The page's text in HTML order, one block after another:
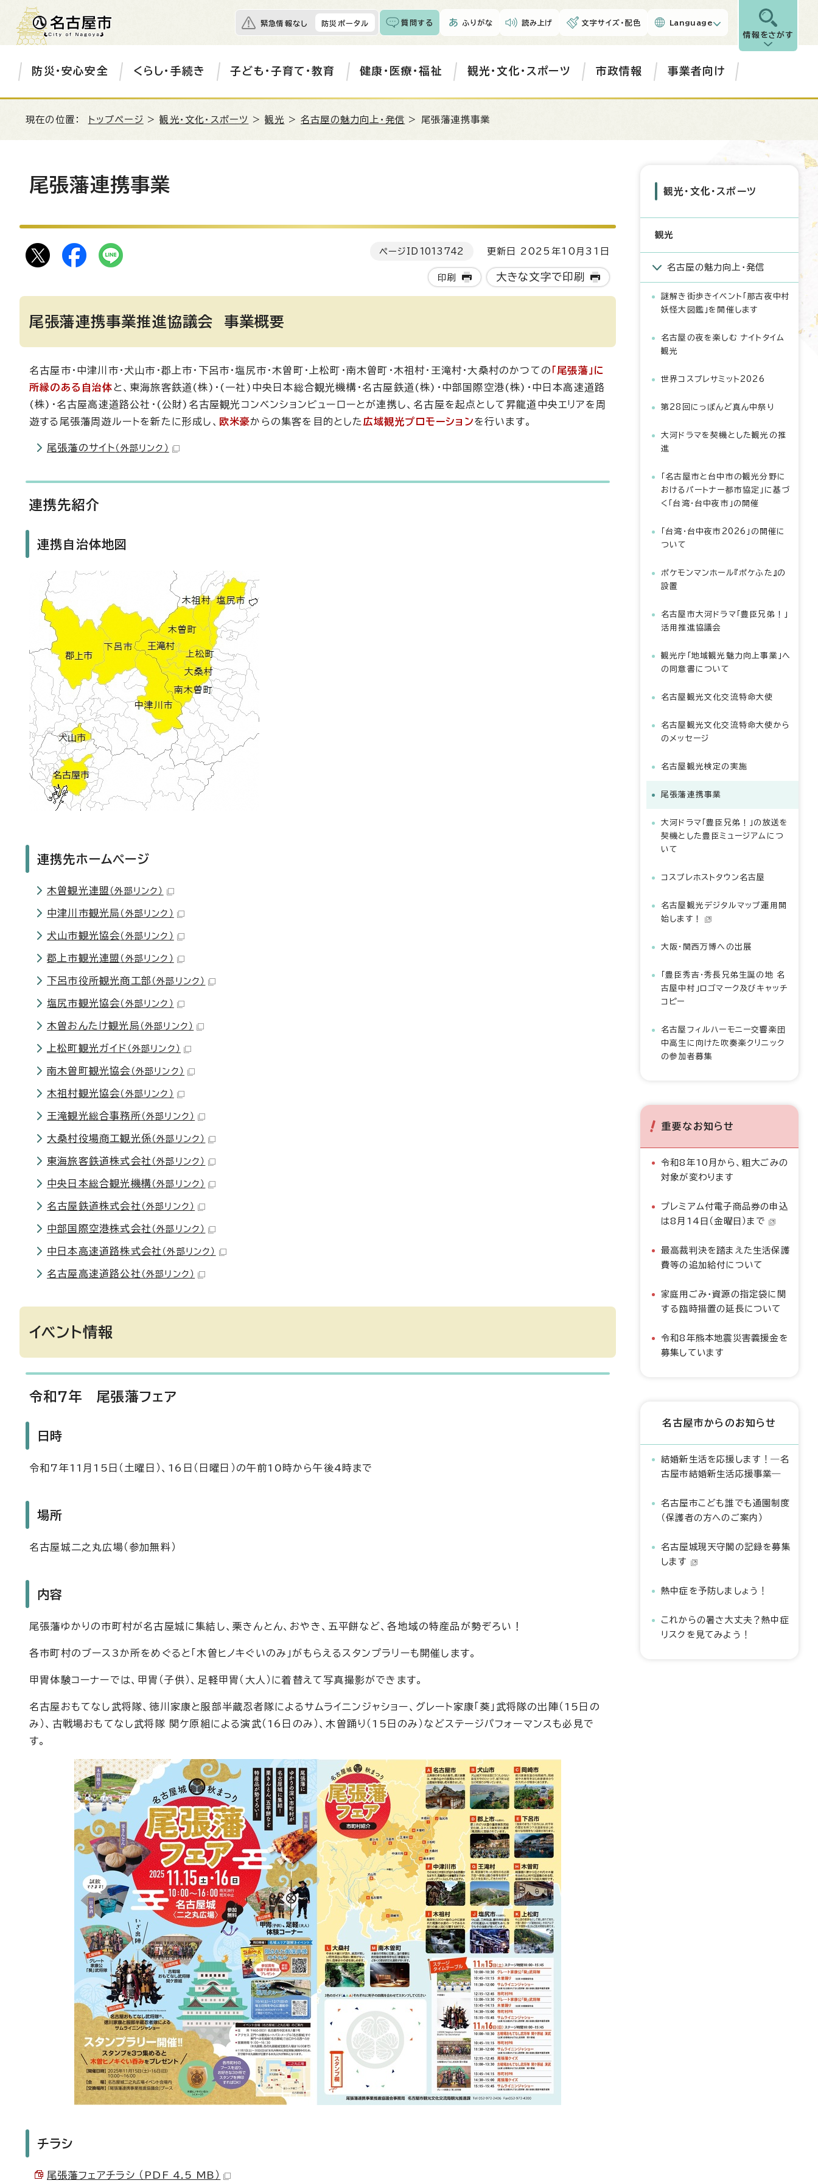
緊急情報なし 防災ポータル 質問する ふりがな 読み上げ 文字サイズ・配色 Language
情報をさがす
防災・安心安全 くらし・手続き 子ども・子育て・教育 健康・医療・福祉 観光・文化・スポーツ 市政情報 事業者向け
現在の位置： トップページ >観光・文化・スポーツ >観光 >名古屋の魅力向上・発信 > 尾張藩連携事業
尾張藩連携事業
ページID 1013742 更新日 2025年10月31日
印刷 大きな文字で印刷
尾張藩連携事業推進協議会 事業概要
名古屋市・中津川市・犬山市・郡上市・下呂市・塩尻市・木曽町・上松町・南木曽町・木祖村・王滝村・大桑村のかつての
「尾張藩」に
所縁のある自治体 と、東海旅客鉄道(株)・(一社)中央日本総合観光機構・名古屋鉄道(株)・中部国際空港(株)・中日本高速道路
(株)・名古屋高速道路公社・(公財)名古屋観光コンベンションビューローとが連携し、名古屋を起点として昇龍道中央エリアを周
遊する尾張藩周遊ルートを新たに形成し、
欧米豪からの集客を目的とした 広域観光プロモーションを行います。
尾張藩のサイト （外部リンク）
連携先紹介
連携自治体地図
連携先ホームページ
木曽観光連盟 （外部リンク）
中津川市観光局 （外部リンク）
犬山市観光協会 （外部リンク）
郡上市観光連盟 （外部リンク）
下呂市役所観光商工部 （外部リンク）
塩尻市観光協会 （外部リンク）
木曽おんたけ観光局 （外部リンク）
上松町観光ガイド （外部リンク）
南木曽町観光協会 （外部リンク）
木祖村観光協会 （外部リンク）
王滝観光総合事務所 （外部リンク）
大桑村役場商工観光係 （外部リンク）
東海旅客鉄道株式会社 （外部リンク）
中央日本総合観光機構 （外部リンク）
名古屋鉄道株式会社 （外部リンク）
中部国際空港株式会社 （外部リンク）
中日本高速道路株式会社 （外部リンク）
名古屋高速道路公社 （外部リンク）
イベント情報
令和7年 尾張藩フェア
日時
令和7年11月15日（土曜日）、16日（日曜日）の午前10時から午後4時まで
場所
名古屋城二之丸広場（参加無料）
内容
尾張藩ゆかりの市町村が名古屋城に集結し、栗きんとん、おやき、五平餅など、各地域の特産品が勢ぞろい！
各市町村のブース3か所をめぐると「木曽ヒノキぐいのみ」がもらえるスタンプラリーも開催します。
甲冑体験コーナーでは、甲冑（子供）、足軽甲冑（大人）に着替えて写真撮影ができます。
名古屋おもてなし武将隊、徳川家康と服部半蔵忍者隊によるサムライニンジャショー、グレート家康「葵」武将隊の出陣（15日の
み）、古戦場おもてなし武将隊 関ケ原組による演武（16日のみ）、木曽踊り（15日のみ）などステージパフォーマンスも必見で
す。
チラシ
尾張藩フェアチラシ （PDF 4.5 MB）
観光・文化・スポーツ
観光
名古屋の魅力向上・発信
謎解き街歩きイベント「那古夜中村
妖怪大図鑑」を開催します
名古屋の夜を楽しむ ナイトタイム
観光
世界コスプレサミット2026
第28回にっぽんど真ん中祭り
大河ドラマを契機とした観光の推
進
「名古屋市と台中市の観光分野に
おけるパートナー都市協定」に基づ
く「台湾・台中夜市」の開催
「台湾・台中夜市2026」の開催に
ついて
ポケモンマンホール『ポケふた』の
設置
名古屋市大河ドラマ「豊臣兄弟！」
活用推進協議会
観光庁「地域観光魅力向上事業」へ
の同意書について
名古屋観光文化交流特命大使
名古屋観光文化交流特命大使から
のメッセージ
名古屋観光検定の実施
尾張藩連携事業
大河ドラマ「豊臣兄弟！」の放送を
契機とした豊臣ミュージアムにつ
いて
コスプレホストタウン名古屋
名古屋観光デジタルマップ運用開
始します！
大阪・関西万博への出展
「豊臣秀吉・秀長兄弟生誕の地 名
古屋中村」ロゴマーク及びキャッチ
コピー
名古屋フィルハーモニー交響楽団
中高生に向けた吹奏楽クリニック
の参加者募集
重要なお知らせ
令和8年10月から、粗大ごみの
対象が変わります
プレミアム付電子商品券の申込
は8月14日（金曜日）まで
最高裁判決を踏まえた生活保護
費等の追加給付について
家庭用ごみ・資源の指定袋に関
する臨時措置の延長について
令和8年熊本地震災害義援金を
募集しています
名古屋市からのお知らせ
結婚新生活を応援します！―名
古屋市結婚新生活応援事業―
名古屋市こども誰でも通園制度
（保護者の方へのご案内）
名古屋城現天守閣の記録を募集
します
熱中症を予防しましょう！
これからの暑さ大丈夫？熱中症
リスクを見てみよう！